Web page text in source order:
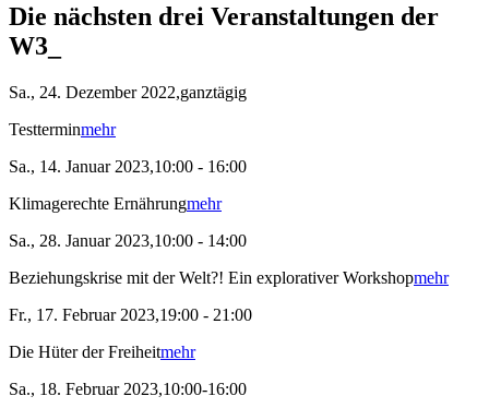
Die nächsten drei Veranstaltungen der
W3_
Sa., 24. Dezember 2022,ganztägig
Testterminmehr
Sa., 14. Januar 2023,10:00 - 16:00
Klimagerechte Ernährungmehr
Sa., 28. Januar 2023,10:00 - 14:00
Beziehungskrise mit der Welt?! Ein explorativer Workshopmehr
Fr., 17. Februar 2023,19:00 - 21:00
Die Hüter der Freiheitmehr
Sa., 18. Februar 2023,10:00-16:00